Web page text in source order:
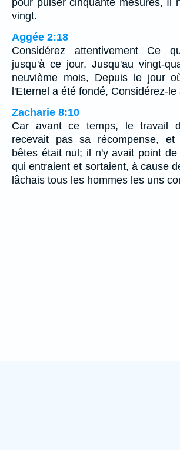
pour puiser cinquante mesures, Il
vingt.
Aggée 2:18
Considérez attentivement Ce
jusqu'à ce jour, Jusqu'au vingt-
neuvième mois, Depuis le jour
l'Eternel a été fondé, Considérez-
Zacharie 8:10
Car avant ce temps, le travail
recevait pas sa récompense,
bêtes était nul; il n'y avait point
qui entraient et sortaient, à cause
lâchais tous les hommes les uns